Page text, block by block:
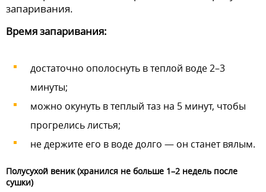
запаривания.
Время запаривания:
достаточно ополоснуть в теплой воде 2–3
минуты;
можно окунуть в теплый таз на 5 минут, чтобы
прогрелись листья;
не держите его в воде долго — он станет вялым.
Полусухой веник (хранился не больше 1–2 недель после
сушки)